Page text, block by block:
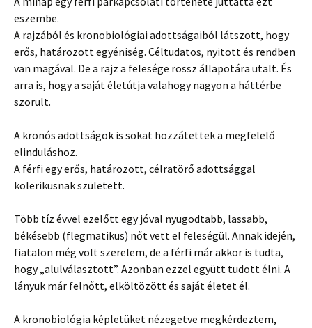
eszembe.
A rajzából és kronobiológiai adottságaiból látszott, hogy
erős, határozott egyéniség. Céltudatos, nyitott és rendben
van magával. De a rajz a felesége rossz állapotára utalt. És
arra is, hogy a saját életútja valahogy nagyon a háttérbe
szorult.
A kronós adottságok is sokat hozzátettek a megfelelő
elinduláshoz.
A férfi egy erős, határozott, célratörő adottsággal
kolerikusnak született.
Több tíz évvel ezelőtt egy jóval nyugodtabb, lassabb,
békésebb (flegmatikus) nőt vett el feleségül. Annak idején,
fiatalon még volt szerelem, de a férfi már akkor is tudta,
hogy „alulválasztott”. Azonban ezzel együtt tudott élni. A
lányuk már felnőtt, elköltözött és saját életet él.
A kronobiológia képletüket nézegetve megkérdeztem,